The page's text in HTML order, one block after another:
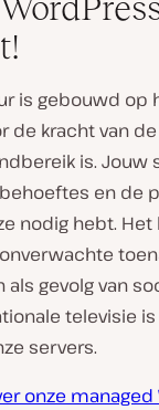
is gebouwd op
de kracht van
is. Jouw
en de
nodig hebt. Het
als gevolg van
televisie is
servers.
onze